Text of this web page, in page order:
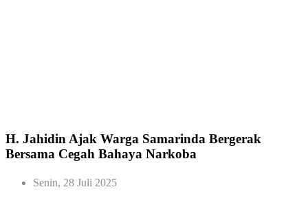
H. Jahidin Ajak Warga Samarinda Bergerak
Bersama Cegah Bahaya Narkoba
Senin, 28 Juli 2025